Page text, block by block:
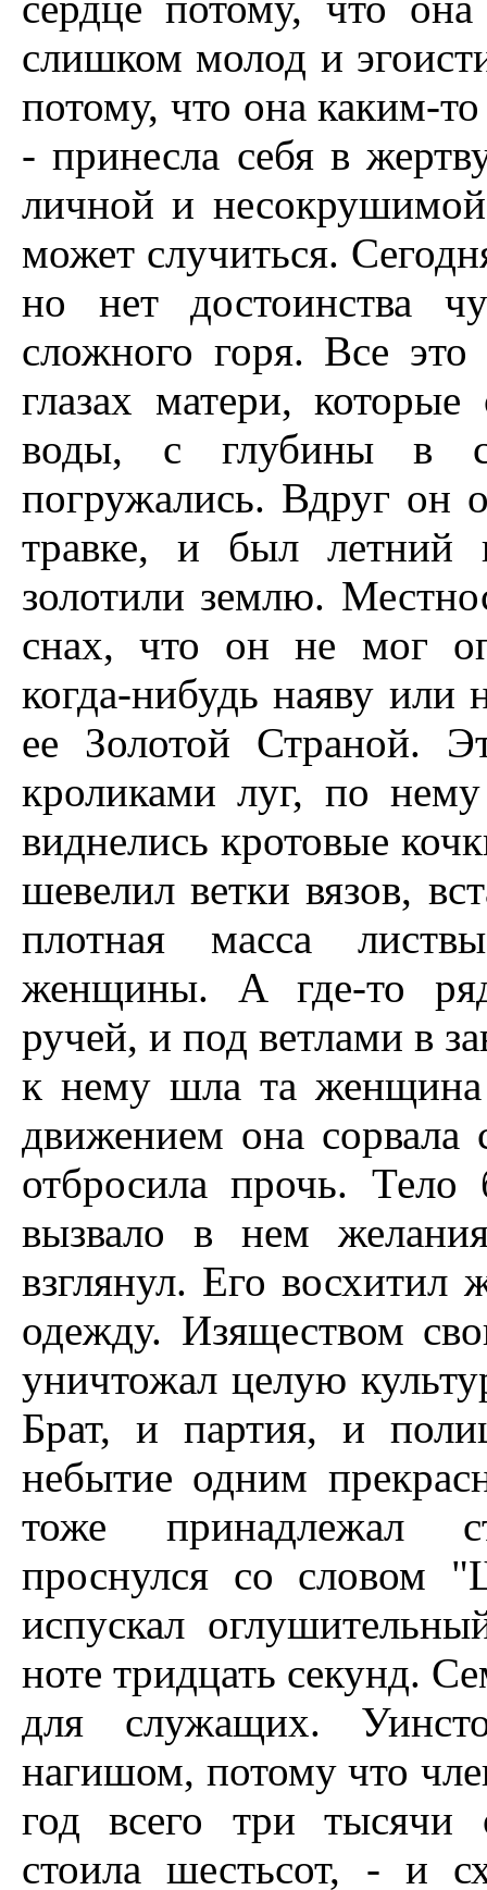
слишком молод и
потому, что она каким-
- принесла себя в
личной и
может случиться.
но нет достоинства
сложного горя. Все
глазах матери,
воды, с глубины в
погружались. Вдруг он
травке, и был летний
золотили землю.
снах, что он не мог
когда-нибудь наяву или
ее Золотой Страной.
кроликами луг, по
виднелись кротовые
шевелил ветки вязов,
плотная масса
женщины. А где-то
ручей, и под ветлами в
к нему шла та
движением она сорвала
отбросила прочь.
вызвало в нем
взглянул. Его восхитил
одежду. Изяществом
уничтожал целую
Брат, и партия, и
небытие одним
тоже принадлежал
проснулся со словом
испускал
ноте тридцать секунд.
для служащих.
нагишом, потому что
год всего три
стоила шестьсот, - и